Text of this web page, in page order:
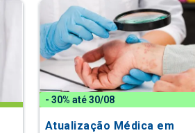
- 30% até 30/08
Atualização Médica em